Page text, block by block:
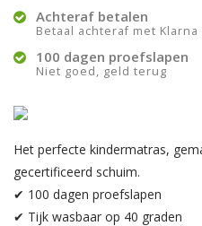
Achteraf betalen
Betaal achteraf met
100 dagen proefslapen
Niet goed, geld terug
Het perfecte kindermatras,
gecertificeerd schuim.
✔ 100 dagen proefslapen
✔ Tijk wasbaar op 40 graden